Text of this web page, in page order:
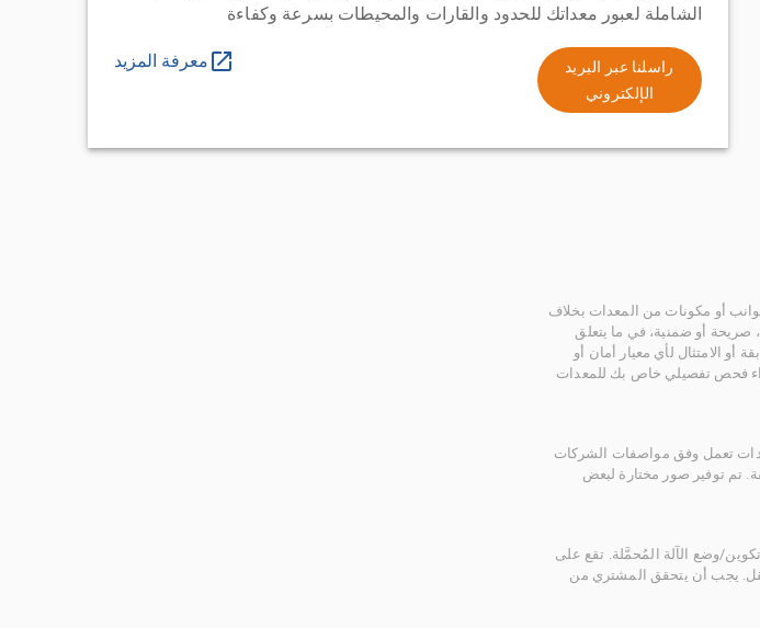
الشاملة لعبور معداتك للحدود والقارات والمحيطات بسرعة وكفاءة
راسلنا عبر البريد
الإلكتروني
معرفة المزيد
أو مكونات من المعدات بخلاف
أو ضمنية، في ما يتعلق
أو الامتثال لأي معيار أمان أو
فحص تفصيلي خاص بك للمعدات
تعمل وفق مواصفات الشركات
تم توفير صور مختارة لبعض
وضع الآلة المُحمَّلة. تقع على
يجب أن يتحقق المشتري من